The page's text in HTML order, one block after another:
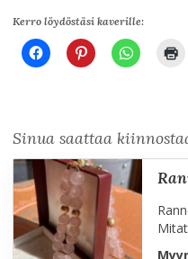
Kerro löydöstäsi kaverille:
Sinua saattaa